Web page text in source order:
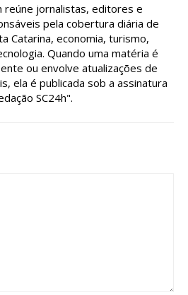
reúne jornalistas, editores e
pela cobertura diária de
Catarina, economia, turismo,
Quando uma matéria é
ou envolve atualizações de
ela é publicada sob a assinatura
SC24h".